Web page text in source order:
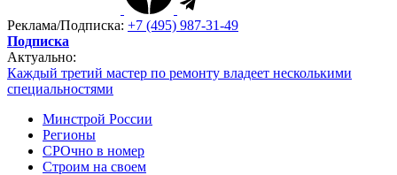
Реклама/Подписка: +7 (495) 987-31-49
Подписка
Актуально:
Каждый третий мастер по ремонту владеет несколькими
специальностями
Минстрой России
Регионы
СРОчно в номер
Строим на своем